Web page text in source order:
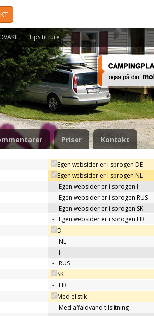
Tips til ture
Priser Kontakt
Egen websider er i sprogen DE
Egen websider er i sprogen NL
- Egen websider er i sprogen I
- Egen websider er i sprogen RUS
- Egen websider er i sprogen SK
- Egen websider er i sprogen HR
D
- NL
- I
- RUS
SK
- HR
Med el.stik
- Med affaldvand tilslitning